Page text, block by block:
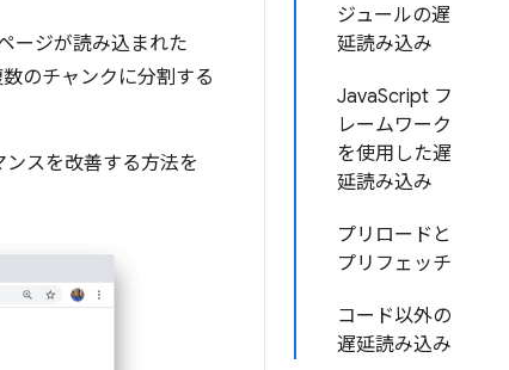
ジュールの遅
延読み込み
JavaScript フ
レームワーク
を使用した遅
延読み込み
プリロードと
プリフェッチ
コード以外の
遅延読み込み
ージが読み込まれた
のチャンクに分割する
スを改善する方法を